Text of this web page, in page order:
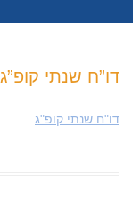
דו”ח שנתי קופ”ג
דו"ח שנתי קופ"ג